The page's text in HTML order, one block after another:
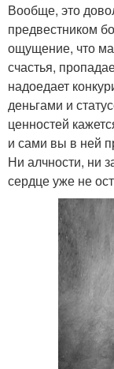
Вообще, это
предвестником
ощущение, что
счастья,
надоедает
деньгами и
ценностей
и сами вы в ней
Ни алчности, ни
сердце уже не